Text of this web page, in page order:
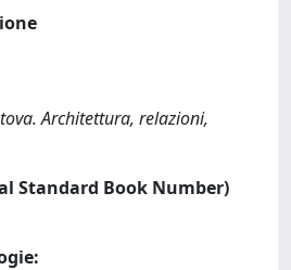
Architettura, relazioni,
Standard Book Number)